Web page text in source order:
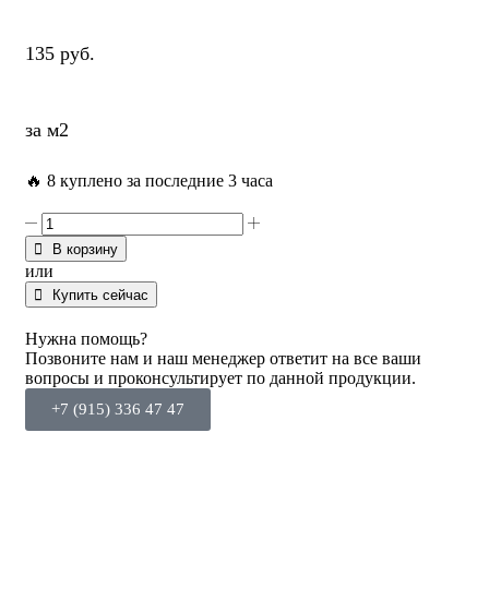
135 руб.
за м2
🔥 8 куплено за последние 3 часа
В корзину
или
Купить сейчас
Нужна помощь?
Позвоните нам и наш менеджер ответит на все ваши
вопросы и проконсультирует по данной продукции.
+7 (915) 336 47 47